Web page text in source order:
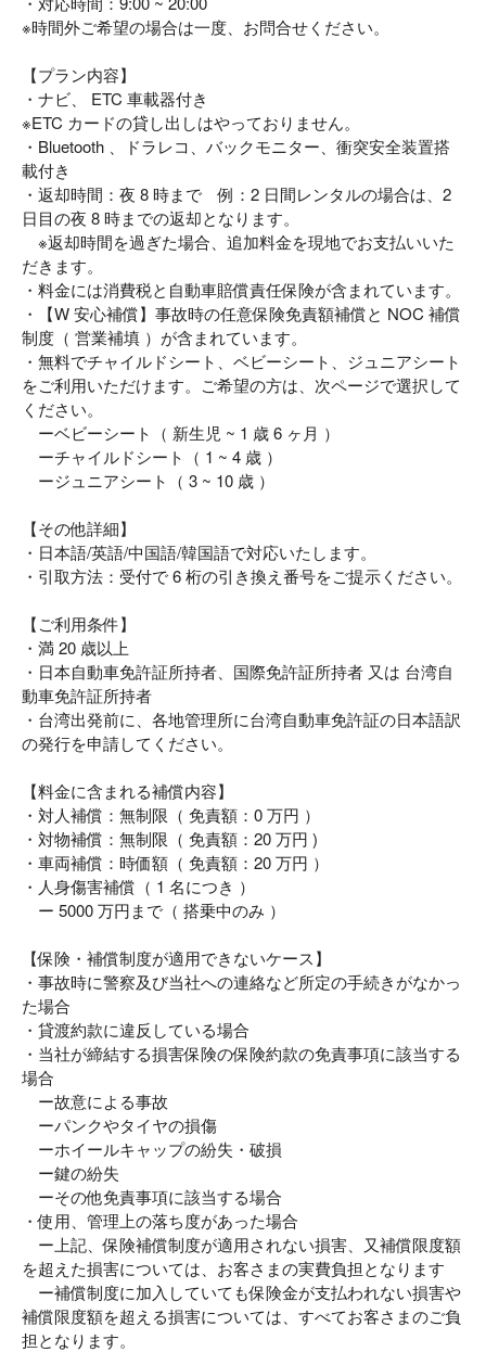
※時間外ご希望の場合は一度、お問合せください。
【プラン内容】
・ナビ、 ETC 車載器付き
※ETC カードの貸し出しはやっておりません。
・Bluetooth 、ドラレコ、バックモニター、衝突安全装置搭
載付き
・返却時間：夜 8 時まで 例：2 日間レンタルの場合は、2
日目の夜 8 時までの返却となります。
※返却時間を過ぎた場合、追加料金を現地でお支払いいた
だきます。
・料金には消費税と自動車賠償責任保険が含まれています。
・【W 安心補償】事故時の任意保険免責額補償と NOC 補償
制度（ 営業補填 ）が含まれています。
・無料でチャイルドシート、ベビーシート、ジュニアシート
をご利用いただけます。ご希望の方は、次ページで選択して
ください。
ーベビーシート（ 新生児 ~ 1 歳 6 ヶ月 ）
ーチャイルドシート（ 1 ~ 4 歳 ）
ージュニアシート（ 3 ~ 10 歳 ）
【その他詳細】
・日本語/英語/中国語/韓国語で対応いたします。
・引取方法：受付で 6 桁の引き換え番号をご提示ください。
【ご利用条件】
・満 20 歳以上
・日本自動車免許証所持者、国際免許証所持者 又は 台湾自
動車免許証所持者
・台湾出発前に、各地管理所に台湾自動車免許証の日本語訳
の発行を申請してください。
【料金に含まれる補償内容】
・対人補償：無制限（ 免責額：0 万円 ）
・対物補償：無制限（ 免責額：20 万円 )
・車両補償：時価額（ 免責額：20 万円 ）
・人身傷害補償（ 1 名につき ）
ー 5000 万円まで（ 搭乗中のみ ）
【保険・補償制度が適用できないケース】
・事故時に警察及び当社への連絡など所定の手続きがなかっ
た場合
・貸渡約款に違反している場合
・当社が締結する損害保険の保険約款の免責事項に該当する
場合
ー故意による事故
ーパンクやタイヤの損傷
ーホイールキャップの紛失・破損
ー鍵の紛失
ーその他免責事項に該当する場合
・使用、管理上の落ち度があった場合
ー上記、保険補償制度が適用されない損害、又補償限度額
を超えた損害については、お客さまの実費負担となります
ー補償制度に加入していても保険金が支払われない損害や
補償限度額を超える損害については、すべてお客さまのご負
担となります。